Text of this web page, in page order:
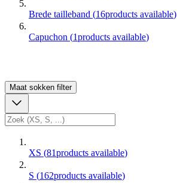
Brede tailleband (16products available)
Capuchon (1products available)
Maat sokken filter
XS (81products available)
S (162products available)